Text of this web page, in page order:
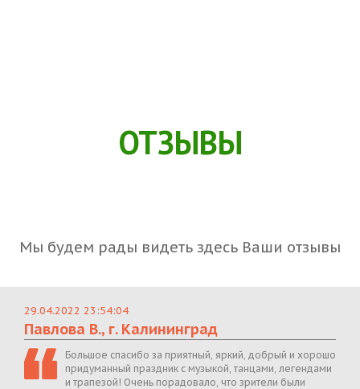
ОТЗЫВЫ
Мы будем рады видеть здесь Ваши отзывы
29.04.2022 23:54:04
Павлова В., г. Калининград
Большое спасибо за приятный, яркий, добрый и хорошо
придуманный праздник с музыкой, танцами, легендами
и трапезой! Очень порадовало, что зрители были